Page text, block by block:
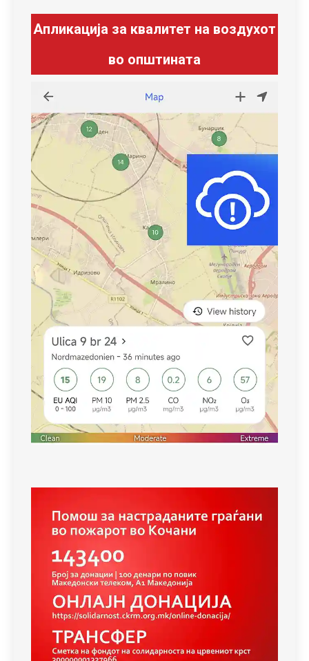
Апликација за квалитет на воздухот
во општината